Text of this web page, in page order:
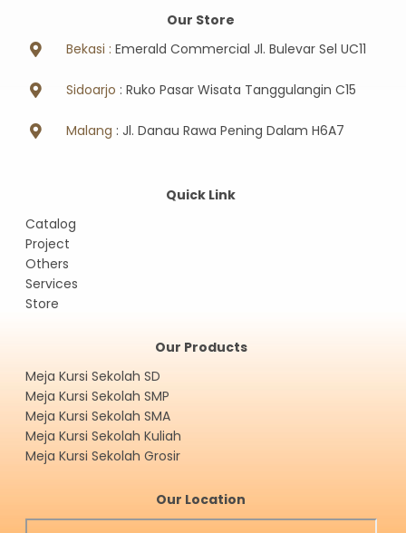
Our Store
Bekasi : Emerald Commercial Jl. Bulevar Sel UC11
Sidoarjo : Ruko Pasar Wisata Tanggulangin C15
Malang : Jl. Danau Rawa Pening Dalam H6A7
Quick Link
Catalog
Project
Others
Services
Store
Our Products
Meja Kursi Sekolah SD
Meja Kursi Sekolah SMP
Meja Kursi Sekolah SMA
Meja Kursi Sekolah Kuliah
Meja Kursi Sekolah Grosir
Our Location